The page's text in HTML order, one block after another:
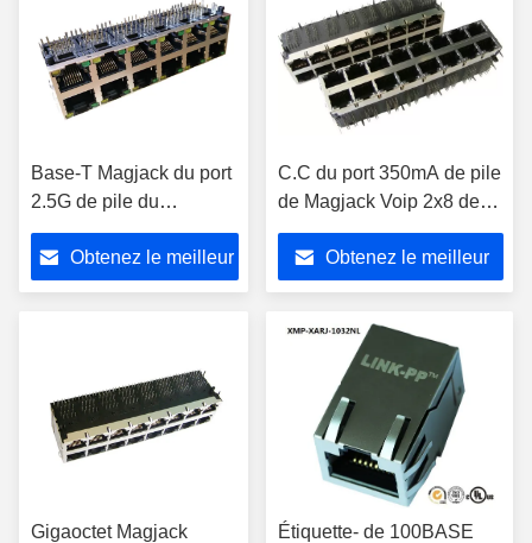
Base-T Magjack du port
2.5G de pile du
connecteur 2x6 de J0B-
2015NL Rj45 POE
Obtenez le meilleur
C.C du port 350mA de pile
de Magjack Voip 2x8 de
gigaoctet de Rj45 POE
Pinout 0854-2X8R-66-F
Obtenez le meilleur
Gigaoctet Magjack
Étiquette- de 100BASE